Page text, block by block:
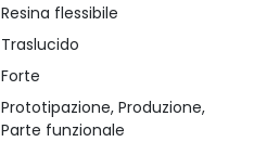
Resina flessibile
Traslucido
Forte
Prototipazione, Produzione,
Parte funzionale